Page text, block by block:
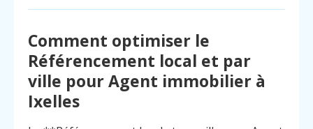
Contact
Comment optimiser le
Référencement local et par
ville pour Agent immobilier à
Ixelles